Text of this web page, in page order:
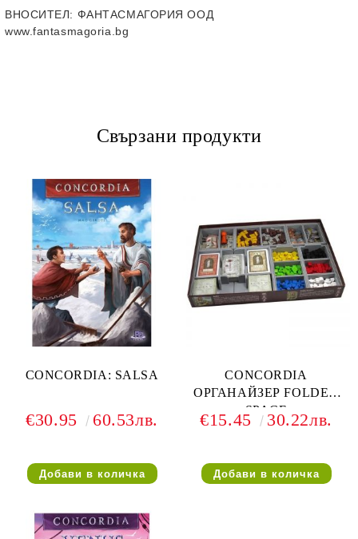
ВНОСИТЕЛ: ФАНТАСМАГОРИЯ ООД
www.fantasmagoria.bg
Свързани продукти
CONCORDIA: SALSA
€30.95 60.53лв.
CONCORDIA
ОРГАНАЙЗЕР FOLDED
SPACE
€15.45 30.22лв.